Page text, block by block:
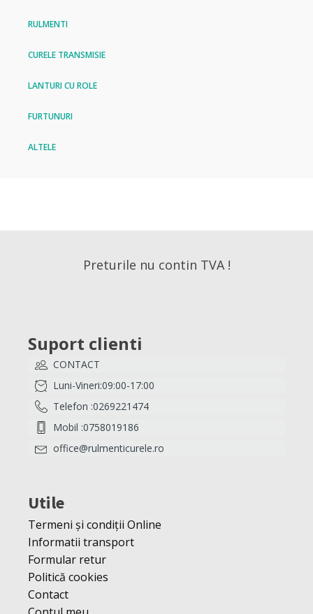
RULMENTI
CURELE TRANSMISIE
LANTURI CU ROLE
FURTUNURI
ALTELE
Preturile nu contin TVA !
Suport clienti
CONTACT
Luni-Vineri:09:00-17:00
Telefon :0269221474
Mobil :0758019186
office@rulmenticurele.ro
Utile
Termeni și condiții Online
Informatii transport
Formular retur
Politică cookies
Contact